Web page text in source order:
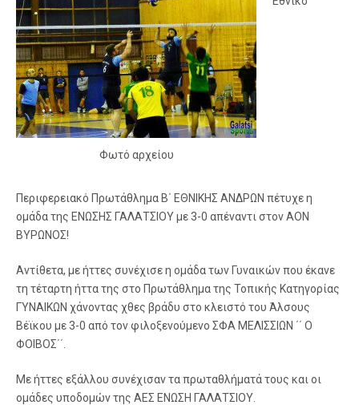
Φωτό αρχείου
Περιφερειακό Πρωτάθλημα Β΄ ΕΘΝΙΚΗΣ ΑΝΔΡΩΝ πέτυχε η
ομάδα της ΕΝΩΣΗΣ ΓΑΛΑΤΣΙΟΥ με 3-0 απέναντι στον ΑΟΝ
ΒΥΡΩΝΟΣ!
Αντίθετα, με ήττες συνέχισε η ομάδα των Γυναικών που έκανε
τη τέταρτη ήττα της στο Πρωτάθλημα της Τοπικής Κατηγορίας
ΓΥΝΑΙΚΩΝ χάνοντας χθες βράδυ στο κλειστό του Άλσους
Βέϊκου με 3-0 από τον φιλοξενούμενο ΣΦΑ ΜΕΛΙΣΣΙΩΝ ΄΄ Ο
ΦΟΙΒΟΣ΄΄.
Με ήττες εξάλλου συνέχισαν τα πρωταθλήματά τους και οι
ομάδες υποδομών της ΑΕΣ ΕΝΩΣΗ ΓΑΛΑΤΣΙΟΥ.